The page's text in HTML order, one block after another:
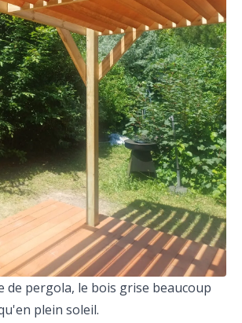
de pergola, le bois grise beaucoup
plein soleil.